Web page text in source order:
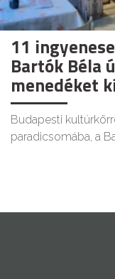
11
Bartók Béla
menedéket
Budapesti
paradicsomába, a